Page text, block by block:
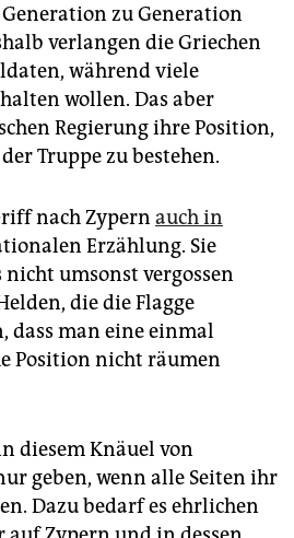
zu Generation
verlangen die Griechen
während viele
wollen. Das aber
Regierung ihre Position,
Truppe zu bestehen.
nach Zypern auch in
Erzählung. Sie
umsonst vergossen
die die Flagge
dass man eine einmal
Position nicht räumen
diesem Knäuel von
geben, wenn alle Seiten ihr
Dazu bedarf es ehrlichen